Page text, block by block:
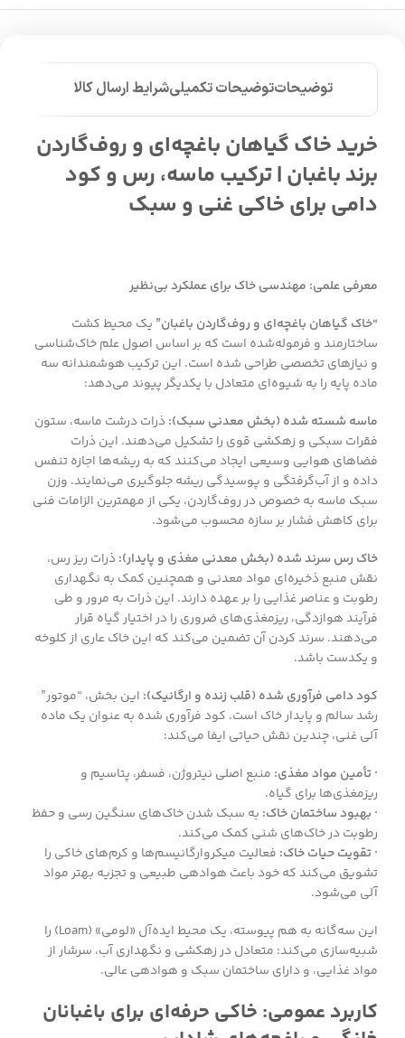
توضیحاتتوضیحات تکمیلیشرایط ارسال کالا
خرید خاک گیاهان باغچه‌ای و روف‌گاردن
برند باغبان | ترکیب ماسه، رس و کود
دامی برای خاکی غنی و سبک
معرفی علمی: مهندسی خاک برای عملکرد بی‌نظیر
“خاک گیاهان باغچه‌ای و روف‌گاردن باغبان” یک محیط کشت
ساختارمند و فرموله‌شده است که بر اساس اصول علم خاک‌شناسی
و نیازهای تخصصی طراحی شده است. این ترکیب هوشمندانه سه
ماده پایه را به شیوه‌ای متعادل با یکدیگر پیوند می‌دهد:
ماسه شسته شده (بخش معدنی سبک):ذرات درشت ماسه، ستون
فقرات سبکی و زهکشی قوی را تشکیل می‌دهند. این ذرات
فضاهای هوایی وسیعی ایجاد می‌کنند که به ریشه‌ها اجازه تنفس
داده و از آب‌گرفتگی و پوسیدگی ریشه جلوگیری می‌نمایند. وزن
سبک ماسه به خصوص در روف‌گاردن، یکی از مهمترین الزامات فنی
برای کاهش فشار بر سازه محسوب می‌شود.
خاک رس سرند شده (بخش معدنی مغذی و پایدار):ذرات ریز رس،
نقش منبع ذخیره‌ای مواد معدنی و همچنین کمک به نگهداری
رطوبت و عناصر غذایی را بر عهده دارند. این ذرات به مرور و طی
فرآیند هوازدگی، ریز‌مغذی‌های ضروری را در اختیار گیاه قرار
می‌دهند. سرند کردن آن تضمین می‌کند که این خاک عاری از کلوخه
و یکدست باشد.
کود دامی فرآوری شده (قلب زنده و ارگانیک): این بخش، “موتور”
رشد سالم و پایدار خاک است. کود فرآوری شده به عنوان یک ماده
آلی غنی، چندین نقش حیاتی ایفا می‌کند:
· تأمین مواد مغذی: منبع اصلی نیتروژن، فسفر، پتاسیم و
ریز‌مغذی‌ها برای گیاه.
· بهبود ساختمان خاک: به سبک شدن خاک‌های سنگین رسی و حفظ
رطوبت در خاک‌های شنی کمک می‌کند.
· تقویت حیات خاک: فعالیت میکروارگانیسم‌ها و کرم‌های خاکی را
تشویق می‌کند که خود باعث هوادهی طبیعی و تجزیه بهتر مواد
آلی می‌شود.
این سه‌گانه به هم پیوسته، یک محیط ایده‌آل «لومی» (Loam) را
شبیه‌سازی می‌کند: متعادل در زهکشی و نگهداری آب، سرشار از
مواد غذایی، و دارای ساختمان سبک و هوادهی عالی.
کاربرد عمومی: خاکی حرفه‌ای برای باغبانان